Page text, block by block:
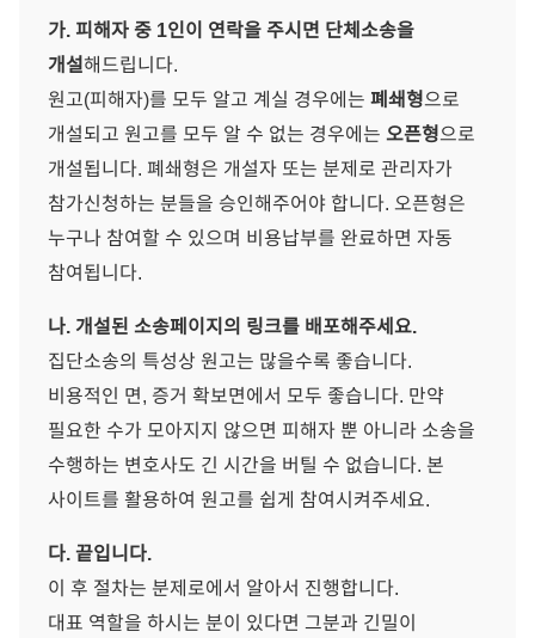
가. 피해자 중 1인이 연락을 주시면 단체소송을
개설해드립니다.
원고(피해자)를 모두 알고 계실 경우에는 폐쇄형으로
개설되고 원고를 모두 알 수 없는 경우에는 오픈형으로
개설됩니다. 폐쇄형은 개설자 또는 분제로 관리자가
참가신청하는 분들을 승인해주어야 합니다. 오픈형은
누구나 참여할 수 있으며 비용납부를 완료하면 자동
참여됩니다.
나. 개설된 소송페이지의 링크를 배포해주세요.
집단소송의 특성상 원고는 많을수록 좋습니다.
비용적인 면, 증거 확보면에서 모두 좋습니다. 만약
필요한 수가 모아지지 않으면 피해자 뿐 아니라 소송을
수행하는 변호사도 긴 시간을 버틸 수 없습니다. 본
사이트를 활용하여 원고를 쉽게 참여시켜주세요.
다. 끝입니다.
이 후 절차는 분제로에서 알아서 진행합니다.
대표 역할을 하시는 분이 있다면 그분과 긴밀이